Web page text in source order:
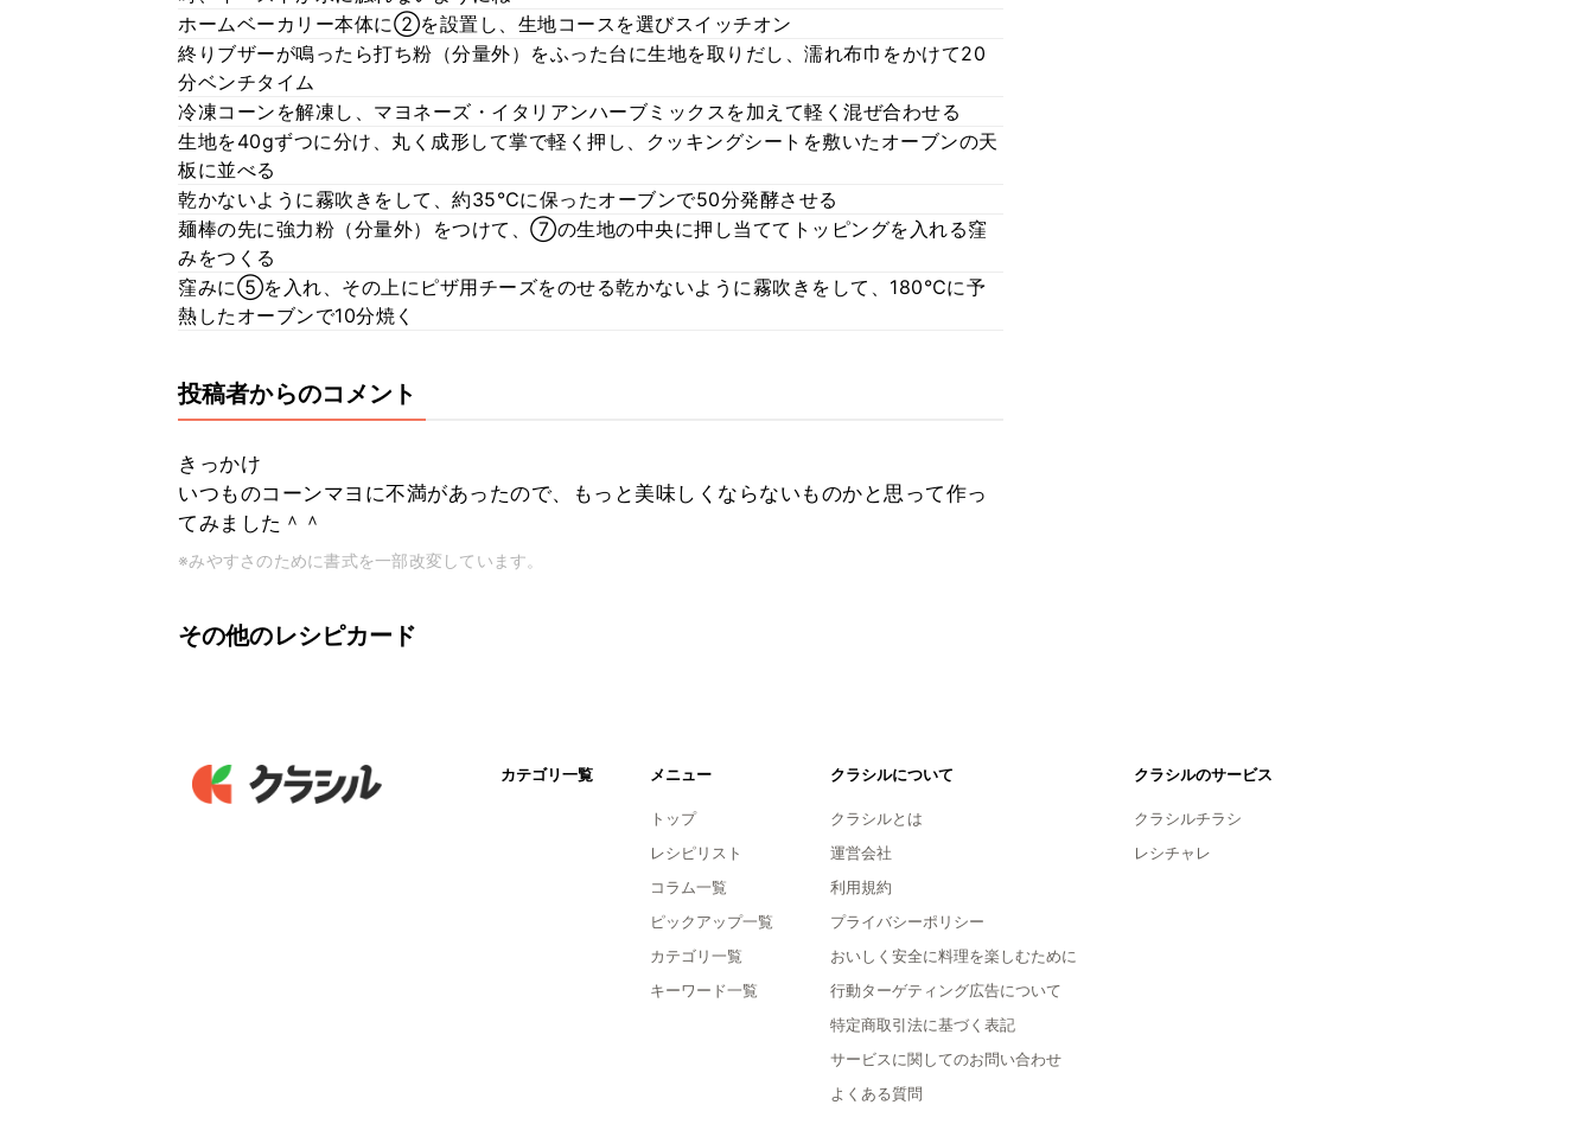
ホームベーカリー本体に②を設置し、生地コースを選びスイッチオン
終りブザーが鳴ったら打ち粉（分量外）をふった台に生地を取りだし、濡れ布巾をかけて20
分ベンチタイム
冷凍コーンを解凍し、マヨネーズ・イタリアンハーブミックスを加えて軽く混ぜ合わせる
生地を40gずつに分け、丸く成形して掌で軽く押し、クッキングシートを敷いたオーブンの天
板に並べる
乾かないように霧吹きをして、約35℃に保ったオーブンで50分発酵させる
麺棒の先に強力粉（分量外）をつけて、⑦の生地の中央に押し当ててトッピングを入れる窪
みをつくる
窪みに⑤を入れ、その上にピザ用チーズをのせる乾かないように霧吹きをして、180℃に予
熱したオーブンで10分焼く
投稿者からのコメント
きっかけ
いつものコーンマヨに不満があったので、もっと美味しくならないものかと思って作っ
てみました＾＾
※みやすさのために書式を一部改変しています。
その他のレシピカード
カテゴリ一覧 メニュー
トップ
レシピリスト
コラム一覧
ピックアップ一覧
カテゴリ一覧
キーワード一覧
クラシルについて
クラシルとは
運営会社
利用規約
プライバシーポリシー
おいしく安全に料理を楽しむために
行動ターゲティング広告について
特定商取引法に基づく表記
サービスに関してのお問い合わせ
よくある質問
クラシルのサービス
クラシルチラシ
レシチャレ